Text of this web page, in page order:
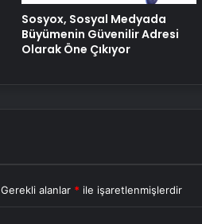
Sosyox, Sosyal Medyada
Büyümenin Güvenilir Adresi
Olarak Öne Çıkıyor
Gerekli alanlar * ile işaretlenmişlerdir